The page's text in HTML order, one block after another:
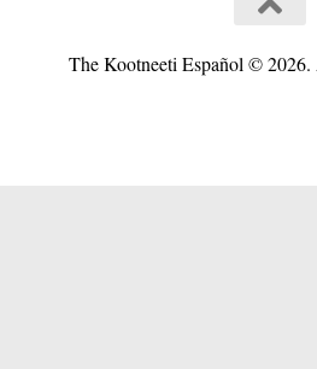
The Kootneeti Español © 2026.